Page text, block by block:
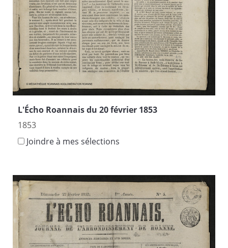
L'Écho Roannais du 20 février 1853
1853
Joindre à mes sélections